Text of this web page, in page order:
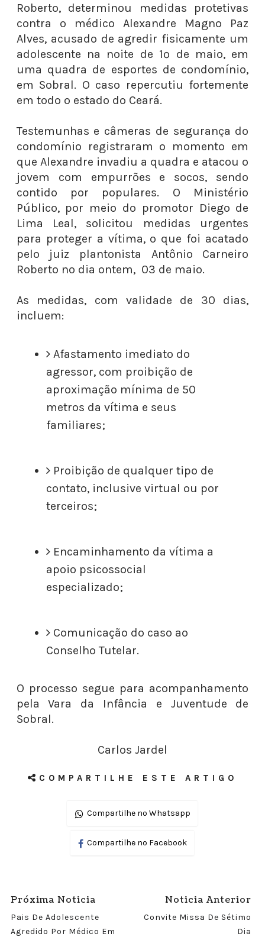
Roberto, determinou medidas protetivas
contra o médico Alexandre Magno Paz
Alves, acusado de agredir fisicamente um
adolescente na noite de 1º de maio, em
uma quadra de esportes de condomínio,
em Sobral. O caso repercutiu fortemente
em todo o estado do Ceará.
Testemunhas e câmeras de segurança do
condomínio registraram o momento em
que Alexandre invadiu a quadra e atacou o
jovem com empurrões e socos, sendo
contido por populares. O Ministério
Público, por meio do promotor Diego de
Lima Leal, solicitou medidas urgentes
para proteger a vítima, o que foi acatado
pelo juiz plantonista Antônio Carneiro
Roberto no dia ontem, 03 de maio.
As medidas, com validade de 30 dias,
incluem:
Afastamento imediato do
agressor, com proibição de
aproximação mínima de 50
metros da vítima e seus
familiares;
Proibição de qualquer tipo de
contato, inclusive virtual ou por
terceiros;
Encaminhamento da vítima a
apoio psicossocial
especializado;
Comunicação do caso ao
Conselho Tutelar.
O processo segue para acompanhamento
pela Vara da Infância e Juventude de
Sobral.
Carlos Jardel
COMPARTILHE ESTE ARTIGO
Compartilhe no Whatsapp
Compartilhe no Facebook
Próxima Noticia
Pais De Adolescente
Agredido Por Médico Em
Noticia Anterior
Convite Missa De Sétimo
Dia